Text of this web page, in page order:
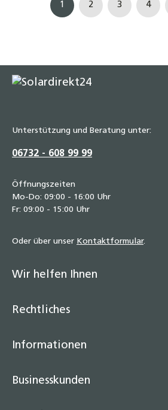
Seite
1
Seite
2
Seite
3
Seite
4
Unterstützung und Beratung unter:
06732 - 608 99 99
Öffnungszeiten
Mo-Do: 09:00 - 16:00 Uhr
Fr: 09:00 - 15:00 Uhr
Oder über unser Kontaktformular.
Wir helfen Ihnen
Rechtliches
Informationen
Businesskunden